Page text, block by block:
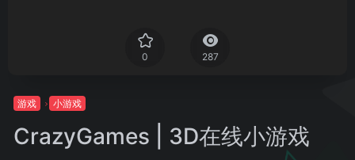
0 287
游戏 小游戏
CrazyGames | 3D在线小游戏